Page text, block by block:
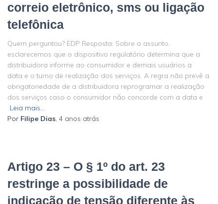
correio eletrônico, sms ou ligação
telefônica
Quem perguntou? EDP Resposta: Sobre o assunto,
esclarecemos que o dispositivo regulatório determina que a
distribuidora informe ao consumidor e demais usuários a
data e o turno de realização dos serviços. A regra não prevê a
obrigatoriedade de a distribuidora reprogramar a realização
dos serviços caso o consumidor não concorde com a data e
Leia mais…
Por Filipe Dias, 4 anos atrás
Artigo 23 – O § 1º do art. 23
restringe a possibilidade de
indicação de tensão diferente às